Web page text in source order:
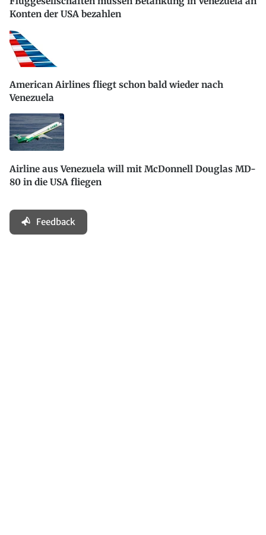
Konten der USA bezahlen
American Airlines fliegt schon bald wieder nach
Venezuela
Airline aus Venezuela will mit McDonnell Douglas MD-
80 in die USA fliegen
Feedback